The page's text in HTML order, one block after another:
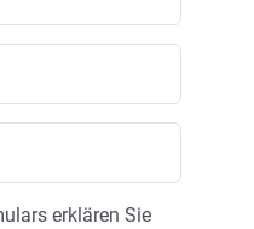
erklären Sie